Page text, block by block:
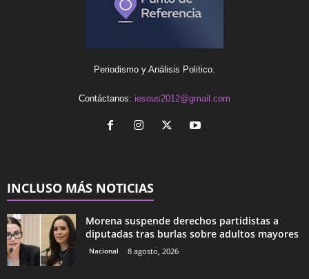
Periodismo y Análisis Politico.
Contáctanos: iesous2012@gmail.com
INCLUSO MÁS NOTICIAS
Morena suspende derechos partidistas a
diputadas tras burlas sobre adultos mayores
Nacional 8 agosto, 2026